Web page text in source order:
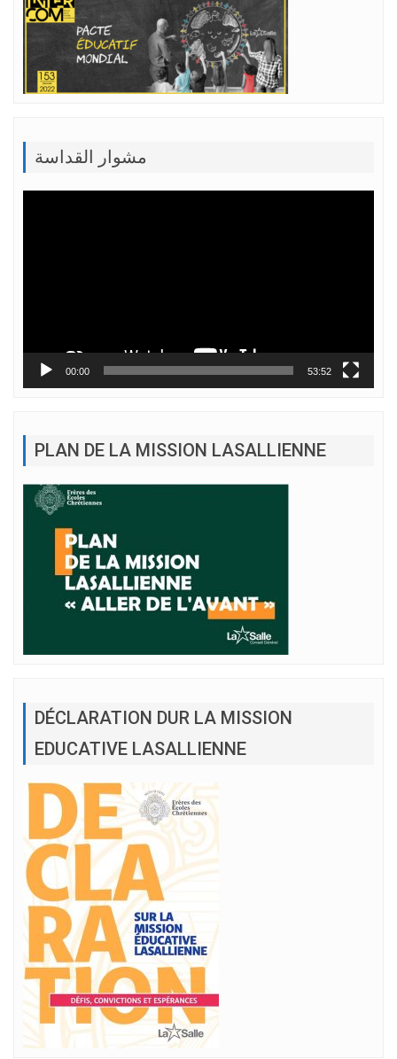
مشوار القداسة
00:00 53:52
PLAN DE LA MISSION LASALLIENNE
DÉCLARATION DUR LA MISSION
EDUCATIVE LASALLIENNE